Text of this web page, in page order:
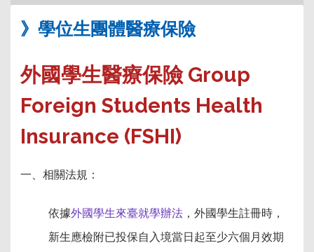
》學位生團體醫療保險
外國學生醫療保險 Group
Foreign Students Health
Insurance (FSHI)
一、相關法規：
依據外國學生來臺就學辦法 ，外國學生註冊時，
新生應檢附已投保自入境當日起至少六個月效期